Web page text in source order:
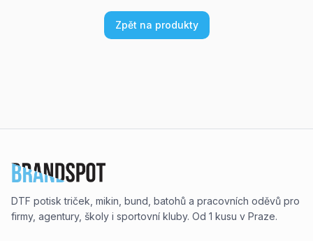
Zpět na produkty
DTF potisk triček, mikin, bund, batohů a pracovních oděvů pro
firmy, agentury, školy i sportovní kluby. Od 1 kusu v Praze.